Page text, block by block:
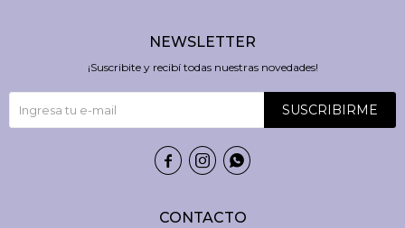
CONTACTO
NEWSLETTER
¡Suscribite y recibí todas nuestras novedades!
SUSCRIBIRME
  